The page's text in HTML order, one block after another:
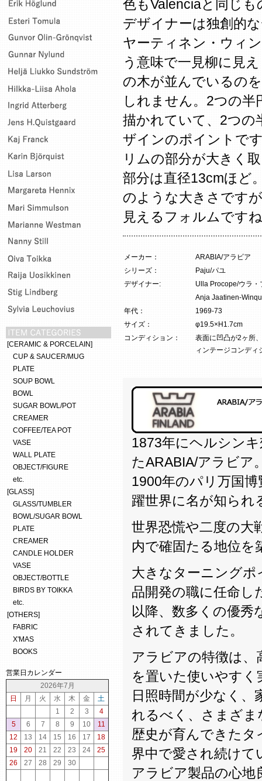
色もValenciaと同じ
デザイナーは独創的
ヤーティネン・ウィ
う意味で一見柳に見
の木が並んでいるの
しれません。2つの
描かれていて、2つの
ザインのポイントで
リムの部分が大きく
部分は直径13cmほど
のような大きさです
見えるフォルムです
メーカー：
ARABIA/アラビア
シリーズ：
Paju/パユ
デザイナー:
Ulla Procope/ウラ・
Anja Jaatinen-
年代：
1969-73
サイズ：
φ19.5×H1.7cm
コンディション：
表面に凹凸が2ヶ所
ィンテージコンディ
1873年にヘルシン
たARABIA/アラビア
1900年のパリ万国
躍世界に名が知ら
世界恐慌や二度の大
内で確固たる地位を
大きなターニングポ
品開発の職に任命し
以降、数多くの優
されてきました。
アラビアの特徴は、
を置いた使いやす
日照時間が少なく
れるべく、さまざ
歴史が育んできた
界中で愛され続けて
アラビア製品の心
[CERAMIC & PORCELAIN]
CUP & SAUCER/MUG
PLATE
SOUP BOWL
BOWL
SUGAR BOWL/POT
CREAMER
COFFEE/TEA POT
VASE
WALL PLATE
OBJECT/FIGURE
etc.
[GLASS]
GLASS/TUMBLER
BOWL/SUGAR BOWL
PLATE
CREAMER
CANDLE HOLDER
VASE
OBJECT/BOTTLE
BIRDS BY TOIKKA
etc.
[OTHERS]
FABRIC
X'MAS
BOOKS
営業日カレンダー
2026年7月
日
月 火 水 木 金
土
1
2 3
4
5
6 7 8 9 10
11
12
13 14 15 16 17
18
19
20 21 22 23 24
25
26
27 28 29 30